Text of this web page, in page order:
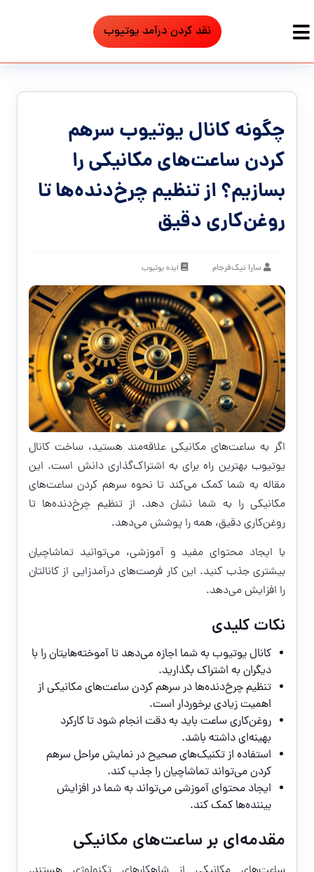
نقد کردن درآمد یوتیوب
چگونه کانال یوتیوب سرهم
کردن ساعت‌های مکانیکی را
بسازیم؟ از تنظیم چرخ‌دنده‌ها تا
روغن‌کاری دقیق
سارا نیک‌فرجام ایده یوتیوب
اگر به ساعت‌های مکانیکی علاقه‌مند هستید، ساخت کانال
یوتیوب بهترین راه برای به اشتراک‌گذاری دانش است. این
مقاله به شما کمک می‌کند تا نحوه سرهم کردن ساعت‌های
مکانیکی را به شما نشان دهد. از تنظیم چرخ‌دنده‌ها تا
روغن‌کاری دقیق، همه را پوشش می‌دهد.
با ایجاد محتوای مفید و آموزشی، می‌توانید تماشاچیان
بیشتری جذب کنید. این کار فرصت‌های درآمدزایی از کانالتان
را افزایش می‌دهد.
نکات کلیدی
کانال یوتیوب به شما اجازه می‌دهد تا آموخته‌هایتان را با
دیگران به اشتراک بگذارید.
تنظیم چرخ‌دنده‌ها در سرهم کردن ساعت‌های مکانیکی از
اهمیت زیادی برخوردار است.
روغن‌کاری ساعت باید به دقت انجام شود تا کارکرد
بهینه‌ای داشته باشد.
استفاده از تکنیک‌های صحیح در نمایش مراحل سرهم
کردن می‌تواند تماشاچیان را جذب کند.
ایجاد محتوای آموزشی می‌تواند به شما در افزایش
بیننده‌ها کمک کند.
مقدمه‌ای بر ساعت‌های مکانیکی